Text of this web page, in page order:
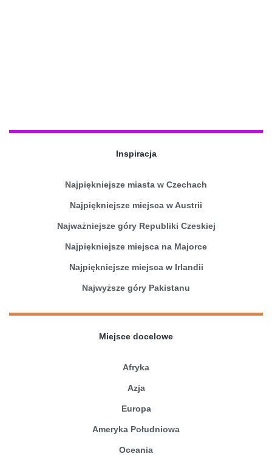
Inspiracja
Najpiękniejsze miasta w Czechach
Najpiękniejsze miejsca w Austrii
Najważniejsze góry Republiki Czeskiej
Najpiękniejsze miejsca na Majorce
Najpiękniejsze miejsca w Irlandii
Najwyższe góry Pakistanu
Miejsce docelowe
Afryka
Azja
Europa
Ameryka Południowa
Oceania